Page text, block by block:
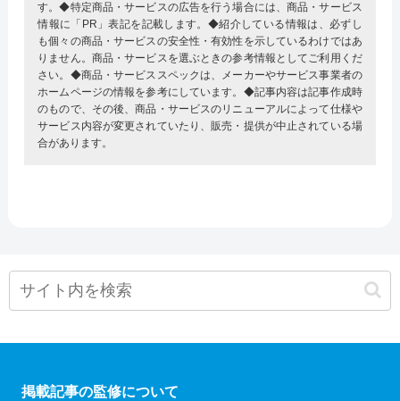
す。◆特定商品・サービスの広告を行う場合には、商品・サービス
情報に「PR」表記を記載します。◆紹介している情報は、必ずし
も個々の商品・サービスの安全性・有効性を示しているわけではあ
りません。商品・サービスを選ぶときの参考情報としてご利用くだ
さい。◆商品・サービススペックは、メーカーやサービス事業者の
ホームページの情報を参考にしています。◆記事内容は記事作成時
のもので、その後、商品・サービスのリニューアルによって仕様や
サービス内容が変更されていたり、販売・提供が中止されている場
合があります。
掲載記事の監修について